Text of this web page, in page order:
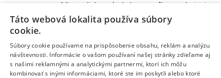
Ďalšie
parametre:
Min. vzdialenosť od plyn. varného panela (cm)
70
Indikácia zanesenia uhlíkového filtra
Funkcie
Táto webová lokalita používa súbory
cookie.
Súbory cookie používame na prispôsobenie obsahu, reklám a analýzu
návštevnosti. Informácie o vašom používaní našej stránky zdieľame aj
s našimi reklamnými a analytickými partnermi, ktorí ich môžu
kombinovať s inými informáciami, ktoré ste im poskytli alebo ktoré